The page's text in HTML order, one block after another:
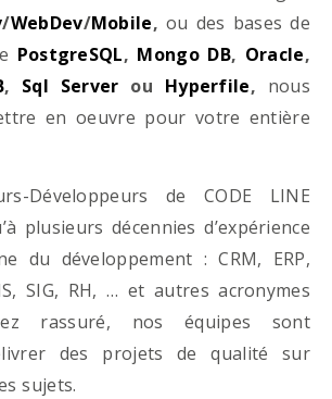
/WebDev/Mobile, ou des bases de
PostgreSQL, Mongo DB, Oracle,
, Sql Server ou Hyperfile, nous
en oeuvre pour votre entière
Développeurs de CODE LINE
plusieurs décennies d’expérience
du développement : CRM, ERP,
SIG, RH, … et autres acronymes
rassuré, nos équipes sont
des projets de qualité sur
sujets.